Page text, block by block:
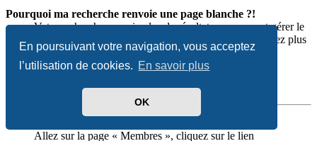
En poursuivant votre navigation, vous acceptez
l’utilisation de cookies. En savoir plus
OK
Pourquoi ma recherche renvoie une page blanche ?!
Votre recherche renvoie plus de résultats que ne peut gérer le
serveur Web. Utilisez la « Recherche avancée » et soyez plus
précis dans le choix des termes utilisés et des forums
concernés par la recherche.
Allez sur la page « Membres », cliquez sur le lien